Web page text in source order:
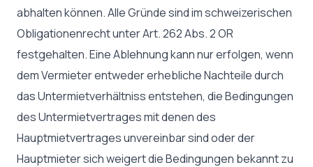
abhalten können. Alle Gründe sind im schweizerischen
Obligationenrecht unter Art. 262 Abs. 2 OR
festgehalten. Eine Ablehnung kann nur erfolgen, wenn
dem Vermieter entweder erhebliche Nachteile durch
das Untermietverhältniss entstehen, die Bedingungen
des Untermietvertrages mit denen des
Hauptmietvertrages unvereinbar sind oder der
Hauptmieter sich weigert die Bedingungen bekannt zu